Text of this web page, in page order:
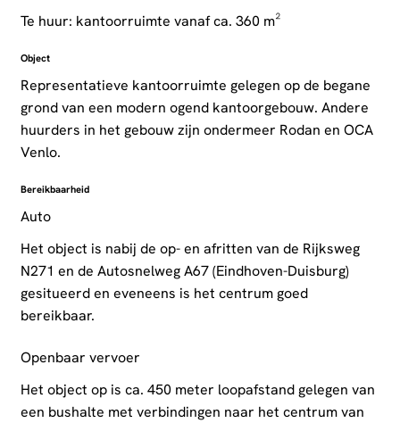
Te huur: kantoorruimte vanaf ca. 360 m²
Object
Representatieve kantoorruimte gelegen op de begane
grond van een modern ogend kantoorgebouw. Andere
huurders in het gebouw zijn ondermeer Rodan en OCA
Venlo.
Bereikbaarheid
Auto
Het object is nabij de op- en afritten van de Rijksweg
N271 en de Autosnelweg A67 (Eindhoven-Duisburg)
gesitueerd en eveneens is het centrum goed
bereikbaar.
Openbaar vervoer
Het object op is ca. 450 meter loopafstand gelegen van
een bushalte met verbindingen naar het centrum van